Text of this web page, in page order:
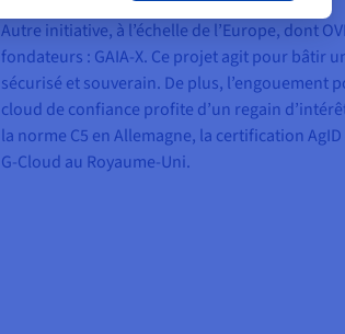
Autre initiative, à l’échelle de l’Europe, dont
fondateurs : GAIA-X. Ce projet agit pour bâtir
sécurisé et souverain. De plus, l’engouement
cloud de confiance profite d’un regain
la norme C5 en Allemagne, la certification
G-Cloud au Royaume-Uni.